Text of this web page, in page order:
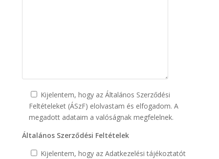
Kijelentem, hogy az Általános Szerződési
Feltételeket (ÁSzF) elolvastam és elfogadom. A
megadott adataim a valóságnak megfelelnek.
Általános Szerződési Feltételek
Kijelentem, hogy az Adatkezelési tájékoztatót